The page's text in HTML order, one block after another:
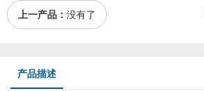
上一产品： 没有了
产品描述